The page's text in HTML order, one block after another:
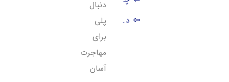
دانشگاه برتر گروه الف ترکیه که مورد تایید وزارت علوم است
دنبال
پلی
برای
مهاجرت
آسان